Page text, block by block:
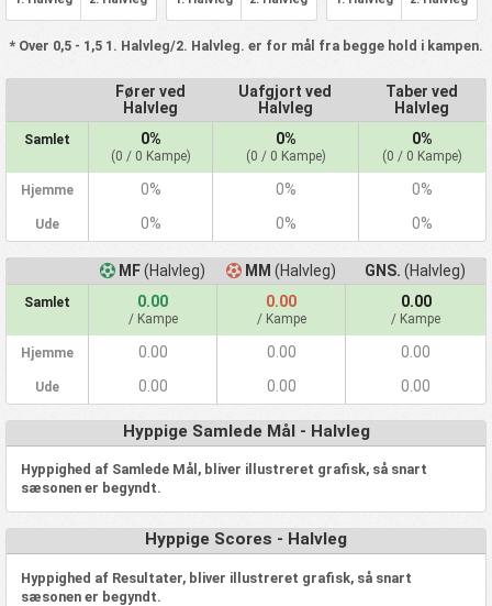
* Over 0,5 - 1,5 1. Halvleg/2. Halvleg. er for mål fra begge hold i kampen.
Fører ved
Halvleg
Uafgjort ved
Halvleg
Taber ved
Halvleg
Samlet 0%
(0 / 0 Kampe)
0%
(0 / 0 Kampe)
0%
(0 / 0 Kampe)
Hjemme 0% 0% 0%
Ude 0% 0% 0%
MF(Halvleg) MM (Halvleg) GNS. (Halvleg)
Samlet 0.00
/ Kampe
0.00
/ Kampe
0.00
/ Kampe
Hjemme 0.00 0.00 0.00
Ude 0.00 0.00 0.00
Hyppige Samlede Mål - Halvleg
Hyppighed af Samlede Mål, bliver illustreret grafisk, så snart
sæsonen er begyndt.
Hyppige Scores - Halvleg
Hyppighed af Resultater, bliver illustreret grafisk, så snart
sæsonen er begyndt.